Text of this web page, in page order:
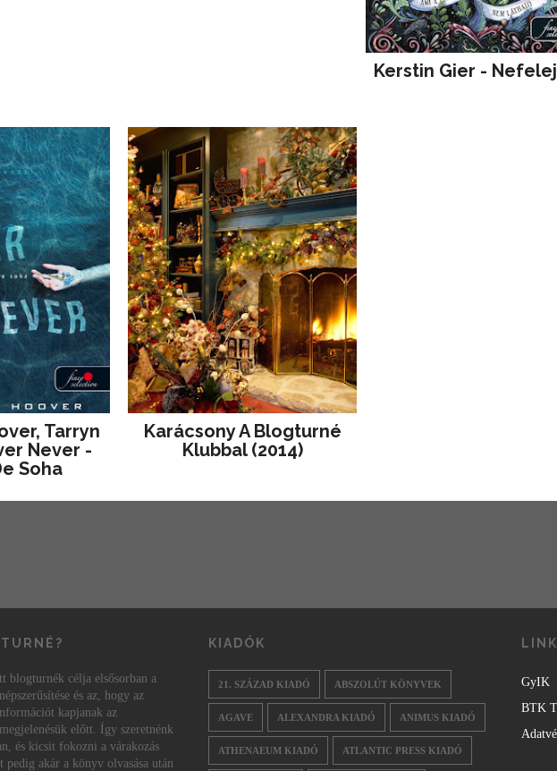
Kerstin Gier -
Tarryn
Never -
Soha
Karácsony A Blogturné
Klubbal (2014)
blogturnék célja elsősorban a
és az, hogy az
kapjanak az
előtt. Így szeretnénk
és kicsit fokozni a várakozás
pedig akár a könyv olvasása után
KIADÓK
21. SZÁZAD KIADÓ ABSZOLÚT KÖNYVEK
AGAVE ALEXANDRA KIADÓ ANIMUS KIADÓ
ATHENAEUM KIADÓ ATLANTIC PRESS KIADÓ
GyIK
BTK